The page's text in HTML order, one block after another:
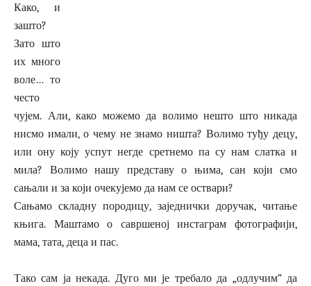
Како, и
зашто?
Зато што
их много
воле… то
често
чујем. Али, како можемо да волимо нешто што никада
нисмо имали, о чему не знамо ништа? Волимо туђу децу,
или ону коју успут негде сретнемо па су нам слатка и
мила? Волимо нашу представу о њима, сан који смо
сањали и за који очекујемо да нам се оствари?
Сањамо складну породицу, заједнички доручак, читање
књига. Маштамо о савршеној инстаграм фотографији,
мама, тата, деца и пас.
Тако сам ја некада. Дуго ми је требало да „одлучим“ да